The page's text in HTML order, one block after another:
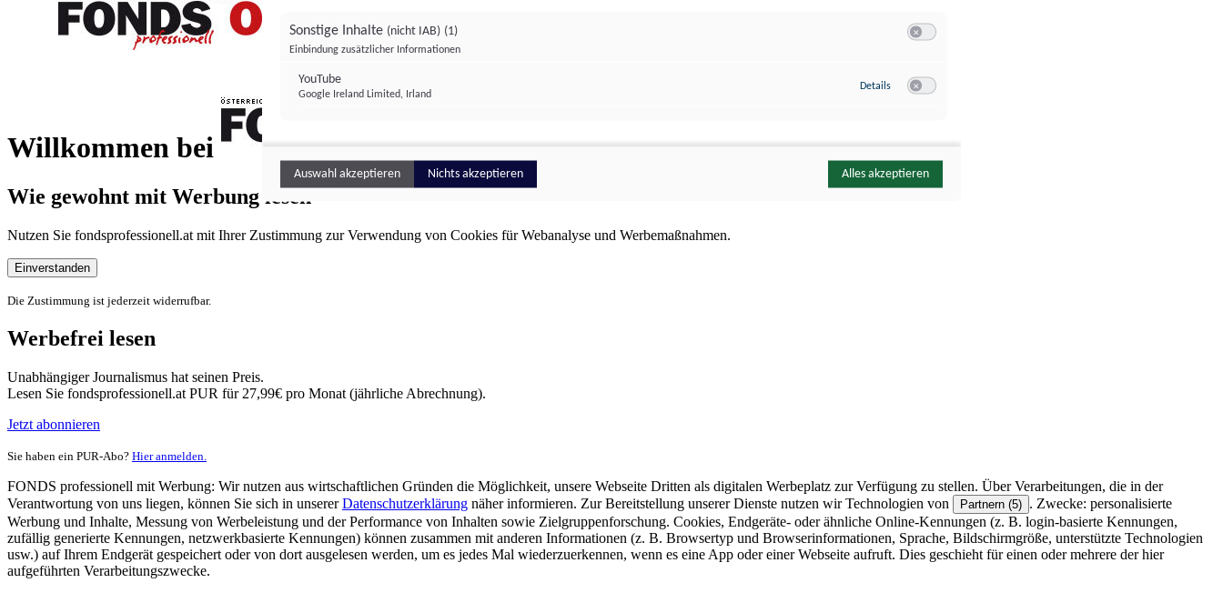
Willkommen bei
FONDS professionell
Wie gewohnt mit Werbung lesen
Nutzen Sie fondsprofessionell.at mit Ihrer Zustimmung zur Verwendung von Cookies für Webanalyse und Werbemaßnahmen.
Einverstanden
Die Zustimmung ist jederzeit widerrufbar.
Werbefrei lesen
Unabhängiger Journalismus hat seinen Preis.
Lesen Sie fondsprofessionell.at PUR für 27,99€ pro Monat (jährliche Abrechnung).
Jetzt abonnieren
Sie haben ein PUR-Abo? Hier anmelden.
FONDS professionell mit Werbung: Wir nutzen aus wirtschaftlichen Gründen die Möglichkeit, unsere Webseite Dritten als digitalen Werbeplatz zur Verfügung zu stellen. Über Verarbeitungen, die in der
Verantwortung von uns liegen, können Sie sich in unsererDatenschutzerklärung näher informieren. Zur Bereitstellung unserer Dienste nutzen wir Technologien von Partnern (5) . Zwecke: personalisierte
Werbung und Inhalte, Messung von Werbeleistung und der Performance von Inhalten sowie Zielgruppenforschung. Cookies, Endgeräte- oder ähnliche Online-Kennungen (z. B. login-basierte Kennungen,
zufällig generierte Kennungen, netzwerkbasierte Kennungen) können zusammen mit anderen Informationen (z. B. Browsertyp und Browserinformationen, Sprache, Bildschirmgröße, unterstützte Technologien
usw.) auf Ihrem Endgerät gespeichert oder von dort ausgelesen werden, um es jedes Mal wiederzuerkennen, wenn es eine App oder einer Webseite aufruft. Dies geschieht für einen oder mehrere der hier
aufgeführten Verarbeitungszwecke.
Sonstige Inhalte (nicht IAB) (1)
Einbindung zusätzlicher Informationen
YouTube
Google Ireland Limited, Irland
Details zu YouTube
Auswahl akzeptieren Nichts akzeptieren Alles akzeptieren